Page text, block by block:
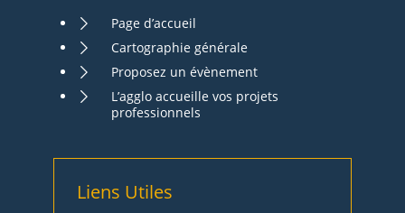
Page d’accueil
Cartographie générale
Proposez un évènement
L’agglo accueille vos projets
professionnels
Liens Utiles